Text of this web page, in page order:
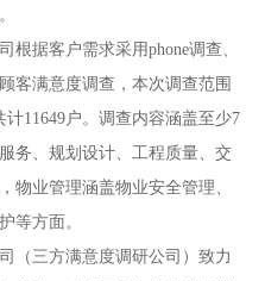
。
根据客户需求采用phone调查、
客满意度调查，本次调查范围
计11649户。调查内容涵盖至少7
务、规划设计、工程质量、交
，物业管理涵盖物业安全管理、
等方面。
（三方满意度调研公司）致力